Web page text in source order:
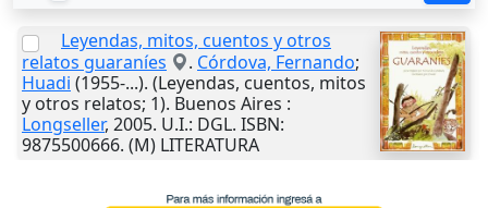
Leyendas, mitos, cuentos y otros
relatos guaraníes
. Córdova, Fernando;
Huadi (1955-...). (Leyendas, cuentos, mitos
y otros relatos; 1). Buenos Aires :
Longseller, 2005. U.I.: DGL. ISBN:
9875500666. (M) LITERATURA